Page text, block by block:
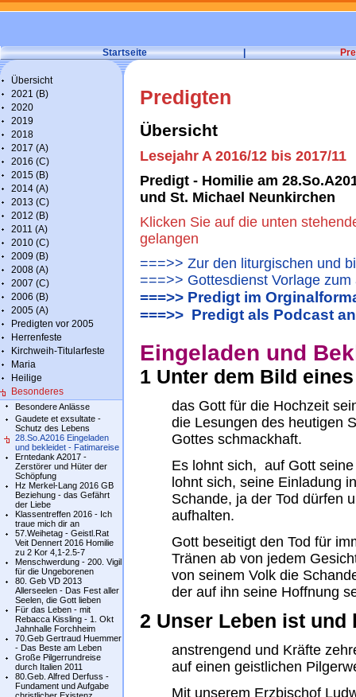
Startseite |
Übersicht
2021 (B)
2020
2019
2018
2017 (A)
2016 (C)
2015 (B)
2014 (A)
2013 (C)
2012 (B)
2011 (A)
2010 (C)
2009 (B)
2008 (A)
2007 (C)
2006 (B)
2005 (A)
Predigten vor 2005
Herrenfeste
Kirchweih-Titularfeste
Maria
Heilige
Besonderes
Besondere Anlässe
Gaudete et exsultate -
Schutz des Lebens
28.So.A2016 Eingeladen
und bekleidet - Fatimareise
Erntedank A2017 -
Zerstörer und Hüter der
Schöpfung
Hz Merkel-Lang 2016 GB
Beziehung - das Gefährt
der Liebe
Klassentreffen 2016 - Ich
traue mich dir an
57.Weihetag - Geistl.Rat
Veit Dennert 2016 Homilie
zu 2 Kor 4,1-2.5-7
Menschwerdung - 200. Vigil
für die Ungeborenen
80. Geb VD 2013
Allerseelen - Das Fest aller
Seelen, die Gott lieben
Für das Leben - mit
Rebacca Kissling - 1. Okt
Jahnhalle Forchheim
70.Geb Gertraud Huemmer
- Das Beste am Leben
Große Pilgerrundreise
durch Italien 2011
80.Geb. Alfred Derfuss -
Fundament und Aufgabe
Predigten
Übersicht
Lesejahr A 2016/12 bis 2017/11
Predigt - Homilie am
und St. Michael Neunkirchen
Klicken Sie auf die unten
gelangen
===>> Zur den liturgischen und
===>> Gottesdienst Vorlage
===>> Predigt im
===>> Predigt als Podcast
Eingeladen und
1 Unter dem Bild
das Gott für die Hochzeit
die Lesungen des heutigen
Gottes schmackhaft.
Es lohnt sich, auf Gott
lohnt sich, seine Einladung
Schande, ja der Tod dürfen
aufhalten.
Gott beseitigt den Tod für
Tränen ab von jedem
von seinem Volk die
der auf ihn seine Hoffnung
2 Unser Leben ist
anstrengend und Kräfte
auf einen geistlichen
Mit unserem Erzbischof